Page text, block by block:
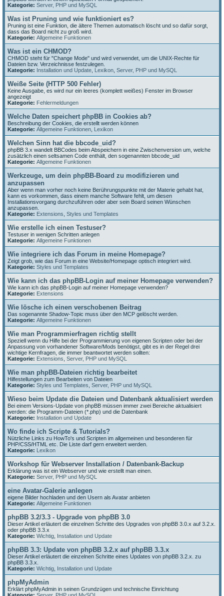
Kategorie: Server, PHP und MySQL
Was ist Pruning und wie funktioniert es?
Pruning ist eine Funktion, die ältere Themen automatisch löscht und so dafür sorgt,
dass das Board nicht zu groß wird.
Kategorie: Allgemeine Funktionen
Was ist ein CHMOD?
CHMOD steht für "Change Mode" und wird verwendet, um die UNIX-Rechte für
Dateien bzw. Verzeichnisse festzulegen.
Kategorie: Installation und Update Lexikon Server, PHP und MySQL
Weiße Seite (HTTP 500 Fehler)
Keine Ausgabe, es wird nur ein leeres (komplett weißes) Fenster im Browser
angezeigt
Kategorie: Fehlermeldungen
Welche Daten speichert phpBB in Cookies ab?
Beschreibung der Cookies, die erstellt werden können
Kategorie: Allgemeine Funktionen Lexikon
Welchen Sinn hat die bbcode_uid?
phpBB 3.x wandelt BBCodes beim Abspeichern in eine Zwischenversion um, welche
zusätzlich einen seltsamen Code enthält, den sogenannten bbcode_uid
Kategorie: Allgemeine Funktionen
Werkzeuge, um dein phpBB-Board zu modifizieren und
anzupassen
Aber wenn man vorher noch keine Berührungspunkte mit der Materie gehabt hat,
kann es vorkommen, dass einem manche Software fehlt, um diesen
Installationsvorgang durchzuführen oder aber sein Board seinen Wünschen
anzupassen.
Kategorie: Extensions Styles und Templates
Wie erstelle ich einen Testuser?
Testuser in wenigen Schritten anlegen
Kategorie: Allgemeine Funktionen
Wie integriere ich das Forum in meine Homepage?
Zeigt grob, wie das Forum in eine Website/Homepage optisch integriert wird.
Kategorie: Styles und Templates
Wie kann ich das phpBB-Login auf meiner Homepage verwenden?
Wie kann ich das phpBB-Login auf meiner Homepage verwenden?
Kategorie: Extensions
Wie lösche ich einen verschobenen Beitrag
Das sogenannte Shadow-Topic muss über den MCP gelöscht werden.
Kategorie: Allgemeine Funktionen
Wie man Programmierfragen richtig stellt
Speziell wenn du Hilfe bei der Programmierung von eigenen Scripten oder bei der
Anpassung von vorhandener Software/Mods benötigst, gibt es in der Regel drei
wichtige Kernfragen, die immer beantwortet werden sollten:
Kategorie: Extensions Server, PHP und MySQL
Wie man phpBB-Dateien richtig bearbeitet
Hilfestellungen zum Bearbeiten von Dateien
Kategorie: Styles und Templates Server, PHP und MySQL
Wieso beim Update die Dateien und Datenbank aktualisiert werden
Bei einem Versions-Update von phpBB müssen immer zwei Bereiche aktualisiert
werden: die Programm-Dateien (*.php) und die Datenbank
Kategorie: Installation und Update
Wo finde ich Scripte & Tutorials?
Nützliche Links zu HowTo's und Scripten im allgemeinen und besonderen für
PHP/CSS/HTML etc. Die Liste darf gern erweitert werden.
Kategorie: Lexikon
Workshop für Webserver Installation / Datenbank-Backup
Erklärung was ist ein Webserver und wie erstellt man einen.
Kategorie: Server, PHP und MySQL
eine Avatar-Galerie anlegen
eigene Bilder hochladen und den Usern als Avatar anbieten
Kategorie: Allgemeine Funktionen
phpBB 3.2/3.3 - Upgrade von phpBB 3.0
Dieser Artikel erläutert die einzelnen Schritte des Upgrades von phpBB 3.0.x auf 3.2.x.
oder phpBB 3.3.x
Kategorie: Wichtig Installation und Update
phpBB 3.3: Update von phpBB 3.2.x auf phpBB 3.3.x
Dieser Artikel erläutert die einzelnen Schritte eines Updates von phpBB 3.2.x. zu
phpBB 3.3.x.
Kategorie: Wichtig Installation und Update
phpMyAdmin
Erklärt phpMyAdmin in seinen Grundzügen und technische Einrichtung